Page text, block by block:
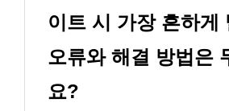
이트 시 가장 흔하게
오류와 해결 방법은
요?